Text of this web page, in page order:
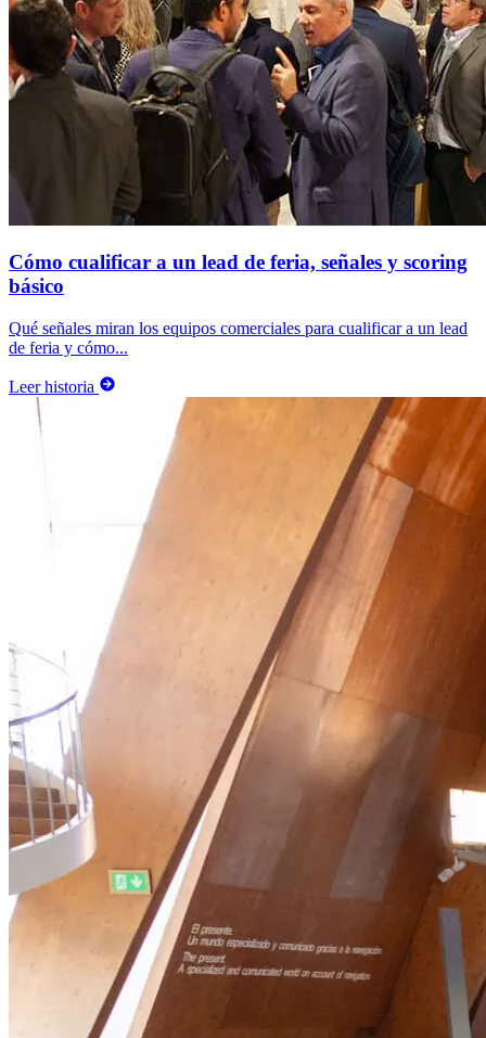
Cómo cualificar a un lead de feria, señales y scoring
básico
Qué señales miran los equipos comerciales para cualificar a un lead
de feria y cómo...
Leer historia